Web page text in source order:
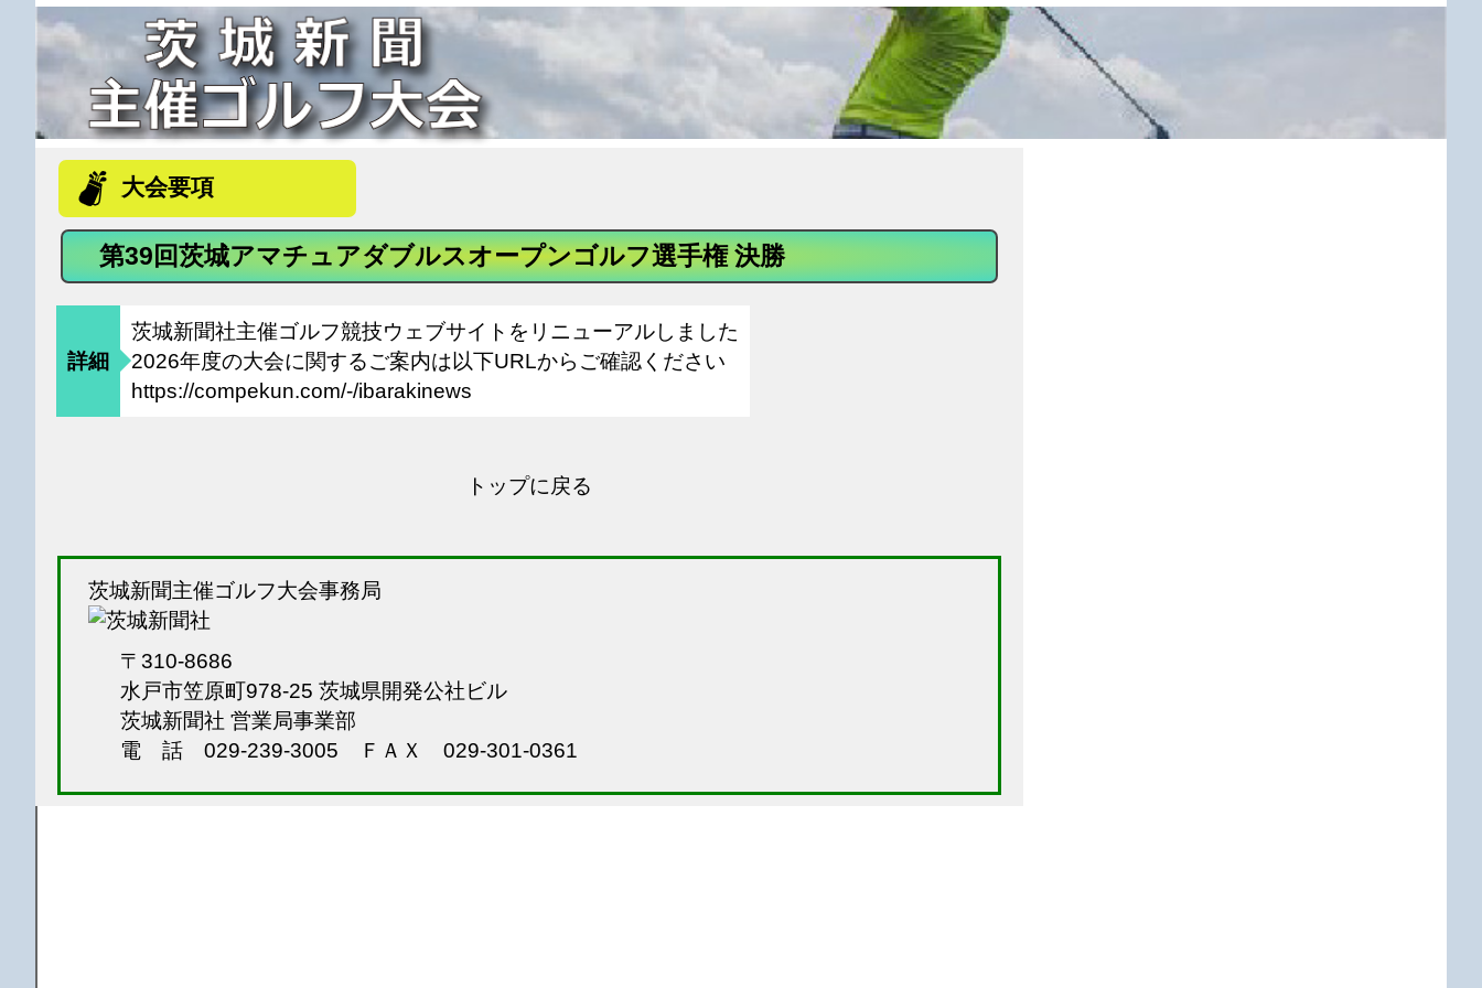
大会要項
第39回茨城アマチュアダブルスオープンゴルフ選手権 決勝
詳細
茨城新聞社主催ゴルフ競技ウェブサイトをリニューアルしました
2026年度の大会に関するご案内は以下URLからご確認ください
https://compekun.com/-/ibarakinews
トップに戻る
茨城新聞主催ゴルフ大会事務局
〒310-8686
水戸市笠原町978-25 茨城県開発公社ビル
茨城新聞社 営業局事業部
電 話 029-239-3005
ＦＡＸ 029-301-0361